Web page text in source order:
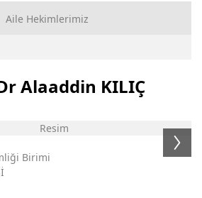
Aile Hekimlerimiz
Alaaddin KILIÇ
Birimi